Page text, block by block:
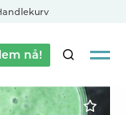
nå!SØK